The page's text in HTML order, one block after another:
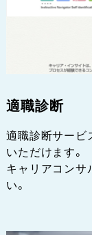
適職診断
適職診断サービ
いただけます。
キャリアコンサ
い。